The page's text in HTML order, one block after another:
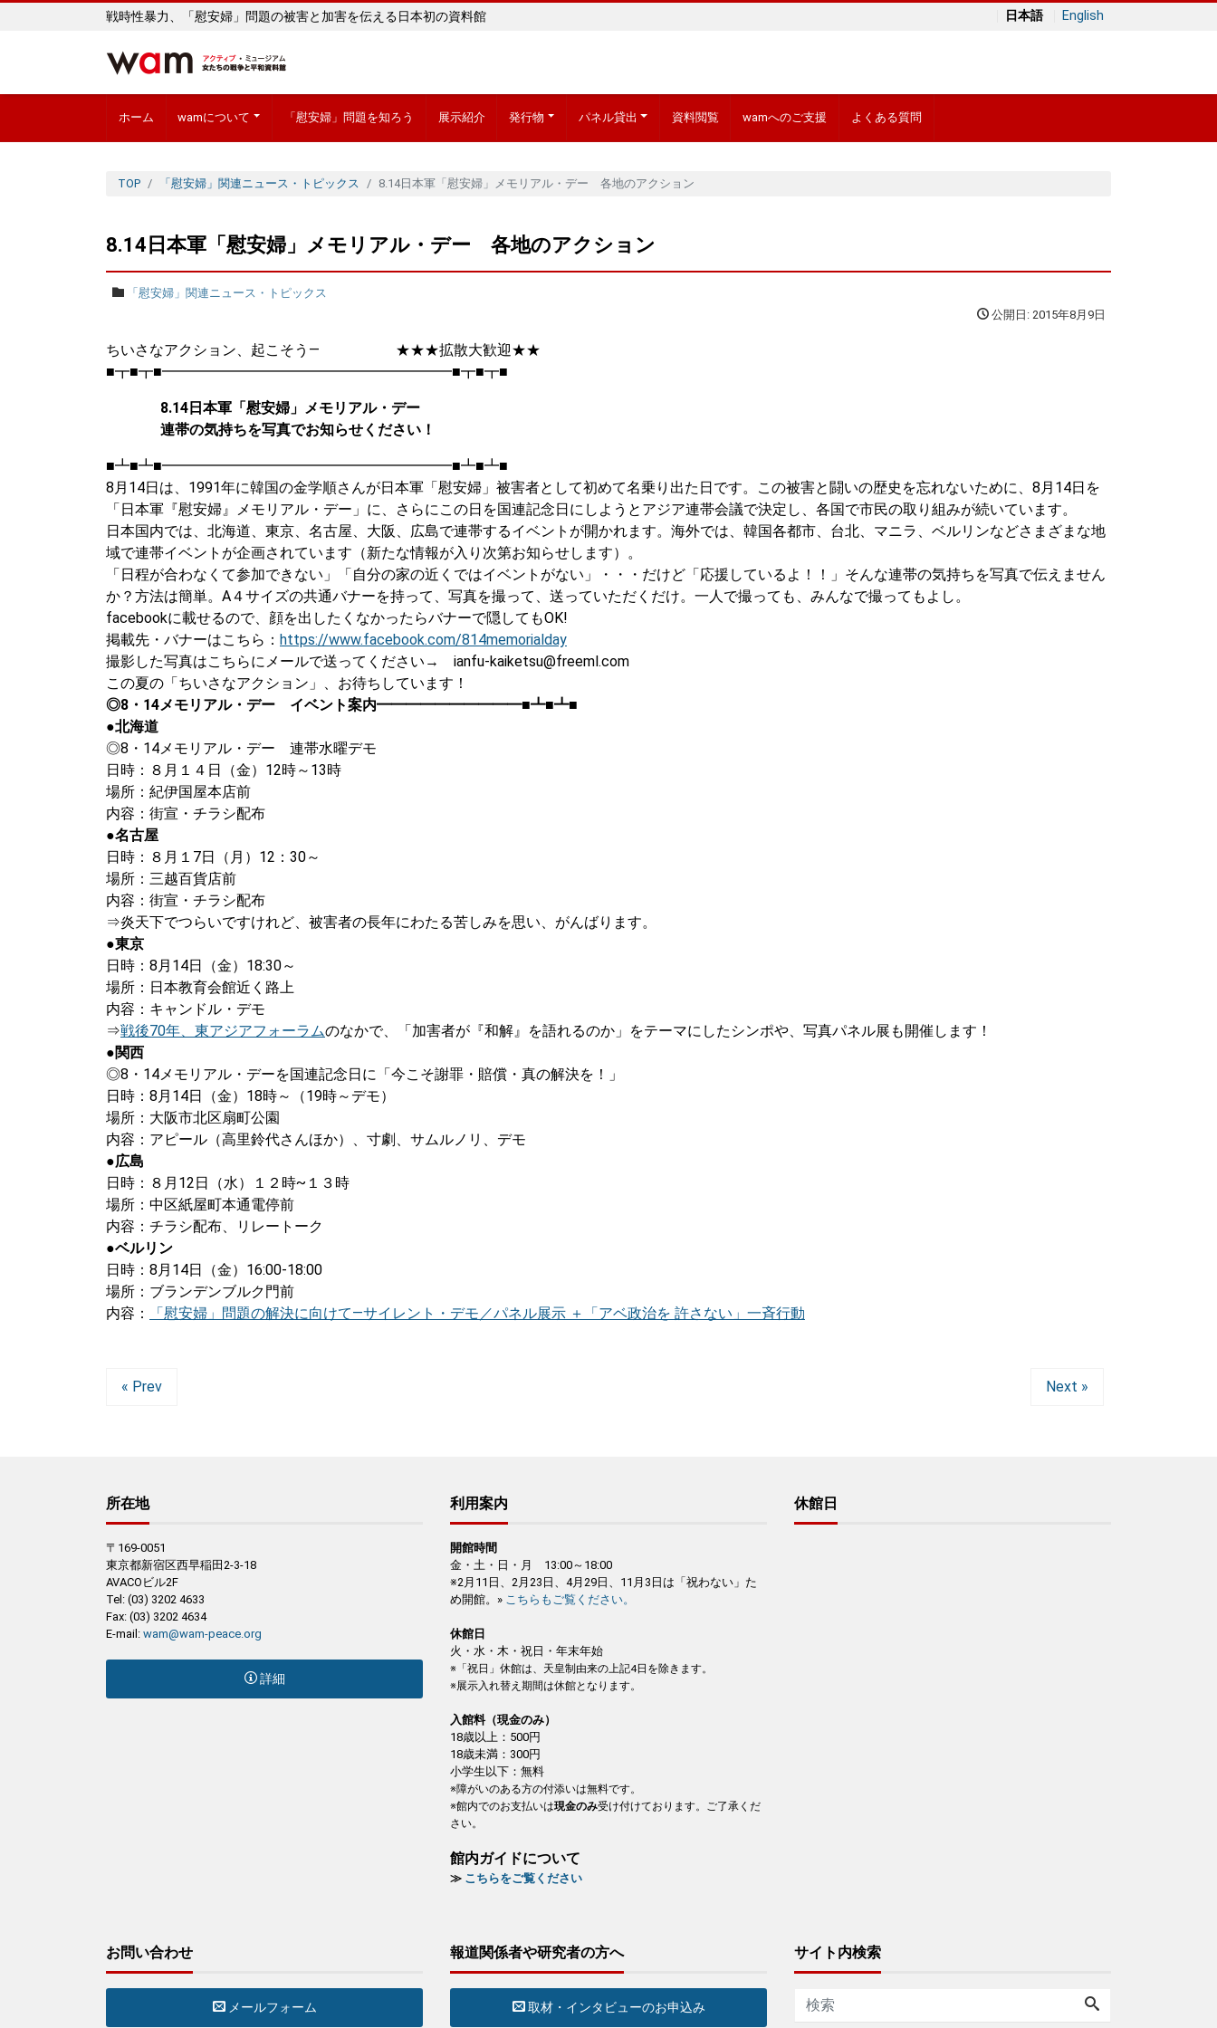
日本語 English
戦時性暴力、「慰安婦」問題の被害と加害を伝える日本初の資料館
ホーム wamについて 「慰安婦」問題を知ろう 展示紹介 発行物 パネル貸出 資料閲覧 wamへのご支援 よくある質問
TOP 「慰安婦」関連ニュース・トピックス 8.14日本軍「慰安婦」メモリアル・デー 各地のアクション
8.14日本軍「慰安婦」メモリアル・デー 各地のアクション
「慰安婦」関連ニュース・トピックス
公開日: 2015年8月9日
ちいさなアクション、起こそう― ★★★拡散大歓迎★★
■┳■┳■━━━━━━━━━━━━━━━━━━━━■┳■┳■
8.14日本軍「慰安婦」メモリアル・デー
連帯の気持ちを写真でお知らせください！
■┻■┻■━━━━━━━━━━━━━━━━━━━━■┻■┻■
8月14日は、1991年に韓国の金学順さんが日本軍「慰安婦」被害者として初めて名乗り出た日です。この被害と闘いの歴史を忘れないために、8月14日を
「日本軍『慰安婦』メモリアル・デー」に、さらにこの日を国連記念日にしようとアジア連帯会議で決定し、各国で市民の取り組みが続いています。
日本国内では、北海道、東京、名古屋、大阪、広島で連帯するイベントが開かれます。海外では、韓国各都市、台北、マニラ、ベルリンなどさまざまな地
域で連帯イベントが企画されています（新たな情報が入り次第お知らせします）。
「日程が合わなくて参加できない」「自分の家の近くではイベントがない」・・・だけど「応援しているよ！！」そんな連帯の気持ちを写真で伝えません
か？方法は簡単。A４サイズの共通バナーを持って、写真を撮って、送っていただくだけ。一人で撮っても、みんなで撮ってもよし。
facebookに載せるので、顔を出したくなかったらバナーで隠してもOK!
掲載先・バナーはこちら： https://www.facebook.com/814memorialday
撮影した写真はこちらにメールで送ってください→ ianfu-kaiketsu@freeml.com
この夏の「ちいさなアクション」、お待ちしています！
◎8・14メモリアル・デー イベント案内━━━━━━━━━━■┻■┻■
●北海道
◎8・14メモリアル・デー 連帯水曜デモ
日時：８月１４日（金）12時～13時
場所：紀伊国屋本店前
内容：街宣・チラシ配布
●名古屋
日時：８月１7日（月）12：30～
場所：三越百貨店前
内容：街宣・チラシ配布
⇒炎天下でつらいですけれど、被害者の長年にわたる苦しみを思い、がんばります。
●東京
日時：8月14日（金）18:30～
場所：日本教育会館近く路上
内容：キャンドル・デモ
⇒戦後70年、東アジアフォーラムのなかで、「加害者が『和解』を語れるのか」をテーマにしたシンポや、写真パネル展も開催します！
●関西
◎8・14メモリアル・デーを国連記念日に「今こそ謝罪・賠償・真の解決を！」
日時：8月14日（金）18時～（19時～デモ）
場所：大阪市北区扇町公園
内容：アピール（高里鈴代さんほか）、寸劇、サムルノリ、デモ
●広島
日時：８月12日（水）１２時~１３時
場所：中区紙屋町本通電停前
内容：チラシ配布、リレートーク
●ベルリン
日時：8月14日（金）16:00-18:00
場所：ブランデンブルク門前
内容：
「慰安婦」問題の解決に向けて―サイレント・デモ／パネル展示 ＋「アベ政治を 許さない」一斉行動
« Prev Next »
所在地
〒169-0051
東京都新宿区西早稲田2-3-18
AVACOビル2F
Tel: (03) 3202 4633
Fax: (03) 3202 4634
E-mail: wam@wam-peace.org
詳細
利用案内
開館時間
金・土・日・月 13:00～18:00
※2月11日、2月23日、4月29日、11月3日は「祝わない」た
め開館。» こちらもご覧ください。
休館日
火・水・木・祝日・年末年始
※「祝日」休館は、天皇制由来の上記4日を除きます。
※展示入れ替え期間は休館となります。
入館料（現金のみ）
18歳以上：500円
18歳未満：300円
小学生以下：無料
※障がいのある方の付添いは無料です。
※館内でのお支払いは現金のみ受け付けております。ご了承くだ
さい。
館内ガイドについて
≫ こちらをご覧ください
休館日
お問い合わせ
メールフォーム
報道関係者や研究者の方へ
取材・インタビューのお申込み
サイト内検索